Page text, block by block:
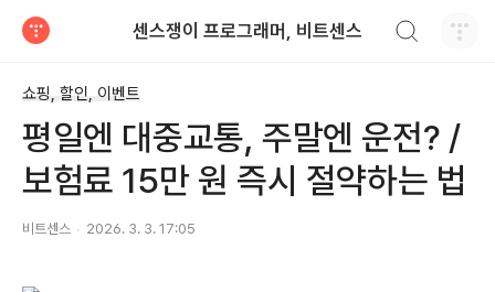
센스쟁이 프로그래머, 비트센스
쇼핑, 할인, 이벤트
평일엔 대중교통, 주말엔 운전? /
보험료 15만 원 즉시 절약하는 법
비트센스 2026. 3. 3. 17:05